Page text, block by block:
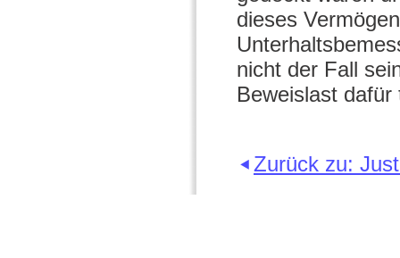
dieses
nicht der Fall
Beweislast
Zurück zu: